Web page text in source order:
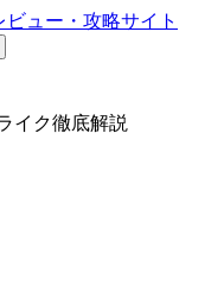
イク徹底解説